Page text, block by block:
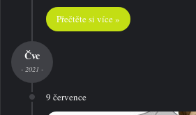
Přečtěte si více »
Čvc
- 2021 -
9 července